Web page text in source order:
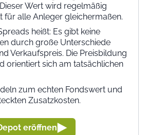
Wert wird regelmäßig
für alle Anleger gleichermaßen.
heißt: Es gibt keine
durch große Unterschiede
Verkaufspreis. Die Preisbildung
orientiert sich am tatsächlichen
zum echten Fonds­wert und
Zusatzkosten.
eröffnen